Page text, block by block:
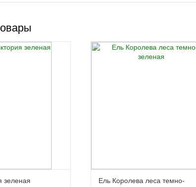
зеленая
Ель Королева леса темно-